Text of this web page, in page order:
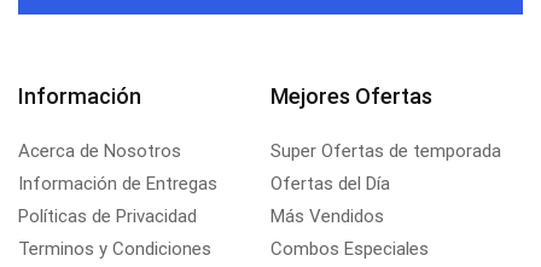
Información
Acerca de Nosotros
Información de Entregas
Políticas de Privacidad
Terminos y Condiciones
Mejores Ofertas
Super Ofertas de temporada
Ofertas del Día
Más Vendidos
Combos Especiales